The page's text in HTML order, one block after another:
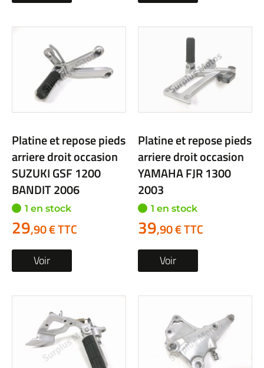
Platine et repose pieds
arriere droit occasion
SUZUKI GSF 1200
BANDIT 2006
1 en stock
29,90 € TTC
Voir
Platine et repose pieds
arriere droit occasion
YAMAHA FJR 1300
2003
1 en stock
39,90 € TTC
Voir